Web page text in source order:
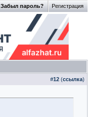
Регистрация
Забыл пароль?
#12 (ссылка)